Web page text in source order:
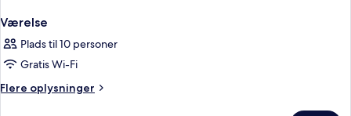
Værelse
Plads til 10 personer
Gratis Wi-Fi
Flere oplysninger
Flere